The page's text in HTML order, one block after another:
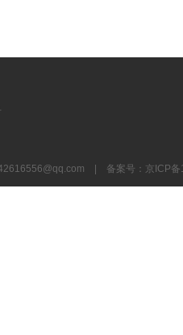
| 备案号： 京ICP